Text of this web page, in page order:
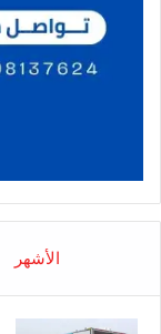
الأشهر